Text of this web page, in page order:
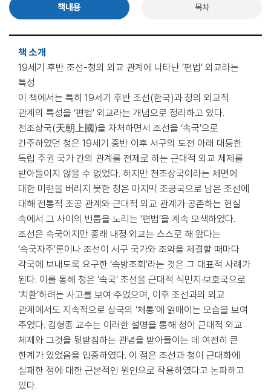
책내용 목차
책 소개
19세기 후반 조선-청의 외교 관계에 나타난 ‘편법’ 외교라는
특성
이 책에서는 특히 19세기 후반 조선(한국)과 청의 외교적
관계의 특성을 ‘편법’ 외교라는 개념으로 정리하고 있다.
천조상국(天朝上國)을 자처하면서 조선을 ‘속국’으로
간주하였던 청은 19세기 중반 이후 서구의 도전 아래 대등한
독립 주권 국가 간의 관계를 전제로 하는 근대적 외교 체제를
받아들이지 않을 수 없었다. 하지만 천조상국이라는 체면에
대한 미련을 버리지 못한 청은 마지막 조공국으로 남은 조선에
대해 전통적 조공 관계와 근대적 외교 관계가 공존하는 현실
속에서 그 사이의 빈틈을 노리는 ‘편법’을 계속 모색하였다.
조선은 속국이지만 종래 내정·외교는 스스로 해 왔다는
‘속국자주’론이나 조선이 서구 국가와 조약을 체결할 때마다
각국에 보내도록 요구한 ‘속방조회’라는 것은 그 대표적 사례가
된다. 이를 통해 청은 ‘속국’ 조선을 근대적 식민지·보호국으로
‘치환’하려는 사고를 보여 주었으며, 이후 조선과의 외교
관계에서도 지속적으로 상국의 ‘체통’에 얽매이는 모습을 보여
주었다. 김형종 교수는 이러한 설명을 통해 청이 근대적 외교
체제와 그것을 뒷받침하는 관념을 받아들이는 데 여전히 큰
한계가 있었음을 입증하였다. 이 점은 조선과 청이 근대화에
실패한 점에 대한 근본적인 원인으로 작용하였다고 논파하고
있다.